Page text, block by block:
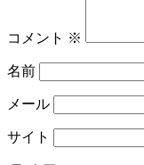
コメント ※
名前
メール
サイト